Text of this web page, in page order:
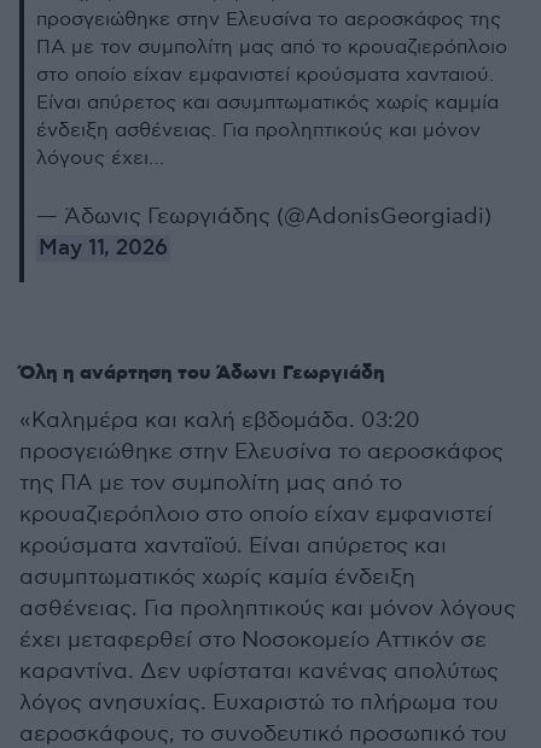
προσγειώθηκε στην Ελευσίνα το αεροσκάφος της
ΠΑ με τον συμπολίτη μας από το κρουαζιερόπλοιο
στο οποίο είχαν εμφανιστεί κρούσματα χανταιού.
Είναι απύρετος και ασυμπτωματικός χωρίς καμμία
ένδειξη ασθένειας. Για προληπτικούς και μόνον
λόγους έχει…
— Άδωνις Γεωργιάδης (@AdonisGeorgiadi)
May 11, 2026
Όλη η ανάρτηση του Άδωνι Γεωργιάδη
«Καλημέρα και καλή εβδομάδα. 03:20
προσγειώθηκε στην Ελευσίνα το αεροσκάφος
της ΠΑ με τον συμπολίτη μας από το
κρουαζιερόπλοιο στο οποίο είχαν εμφανιστεί
κρούσματα χανταϊού. Είναι απύρετος και
ασυμπτωματικός χωρίς καμία ένδειξη
ασθένειας. Για προληπτικούς και μόνον λόγους
έχει μεταφερθεί στο Νοσοκομείο Αττικόν σε
καραντίνα. Δεν υφίσταται κανένας απολύτως
λόγος ανησυχίας. Ευχαριστώ το πλήρωμα του
αεροσκάφους, το συνοδευτικό προσωπικό του